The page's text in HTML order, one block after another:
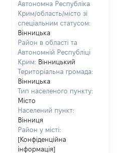
Автономна Республіка
Крим/область/місто зі
спеціальним статусом:
Вінницька
Район в області та
Автономній Республіці
Крим: Вінницький
Територіальна громада:
Вінницька
Тип населеного пункту:
Місто
Населений пункт:
Вінниця
Район у місті:
[Конфіденційна
інформація]